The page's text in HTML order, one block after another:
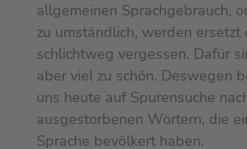
allgemeinen Sprachgebrauch,
zu umständlich, werden ersetzt
schlichtweg vergessen. Dafür
aber viel zu schön. Deswegen
uns heute auf Spurensuche
ausgestorbenen Wörtern, die
Sprache bevölkert haben.